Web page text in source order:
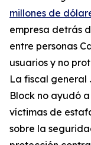
millones de
empresa detrás
entre personas
usuarios y no
La fiscal general
Block no ayudó
víctimas de
sobre la